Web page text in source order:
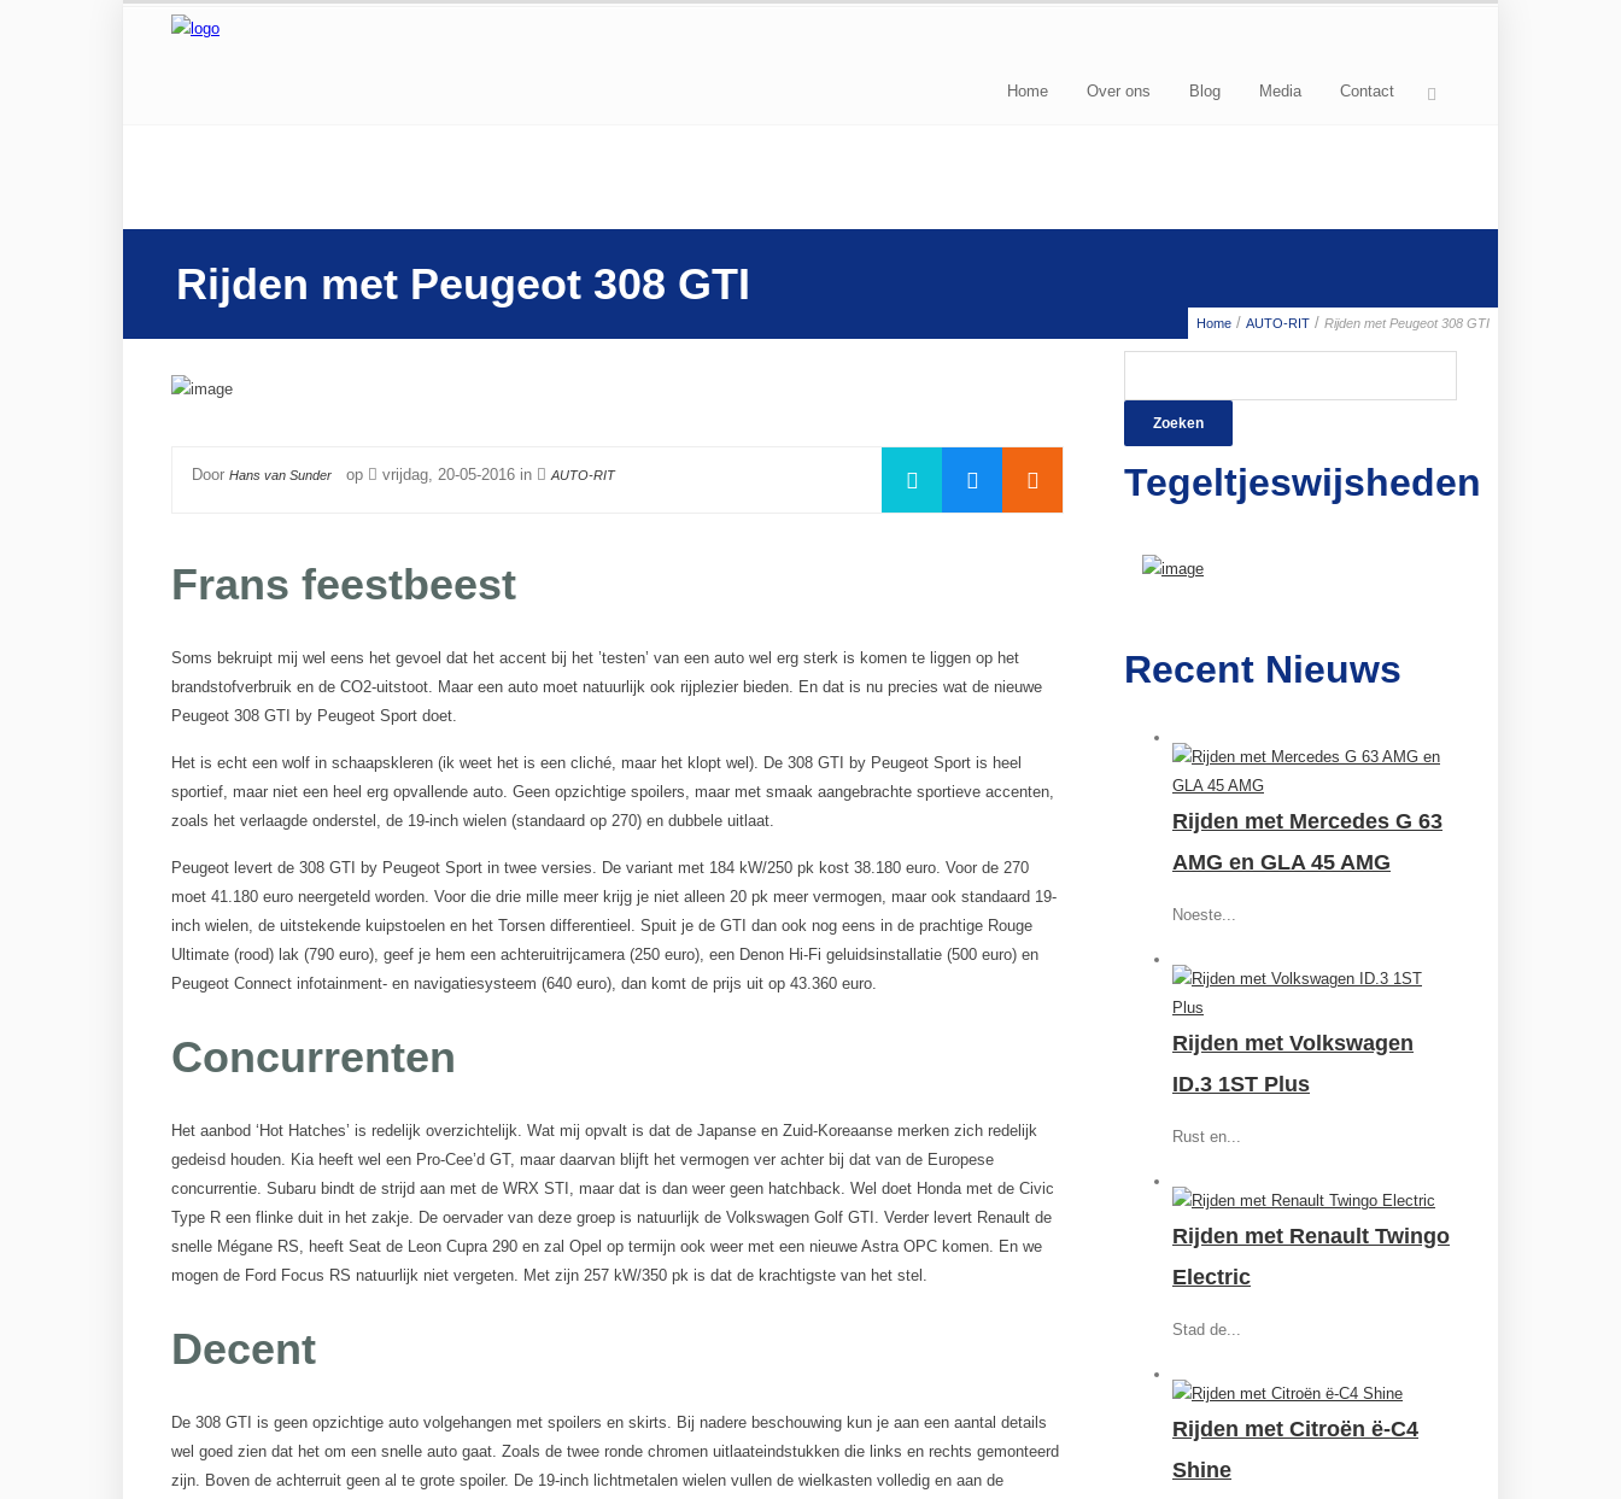
Home Over ons Blog Media Contact
Home / AUTO-RIT / Rijden met Peugeot 308 GTI
Rijden met Peugeot 308 GTI
Door Hans van Sunder op vrijdag, 20-05-2016 in AUTO-RIT
Frans feestbeest
Soms bekruipt mij wel eens het gevoel dat het accent bij het ’testen’ van een auto wel erg sterk is komen te liggen op het
brandstofverbruik en de CO2-uitstoot. Maar een auto moet natuurlijk ook rijplezier bieden. En dat is nu precies wat de nieuwe
Peugeot 308 GTI by Peugeot Sport doet.
Het is echt een wolf in schaapskleren (ik weet het is een cliché, maar het klopt wel). De 308 GTI by Peugeot Sport is heel
sportief, maar niet een heel erg opvallende auto. Geen opzichtige spoilers, maar met smaak aangebrachte sportieve accenten,
zoals het verlaagde onderstel, de 19-inch wielen (standaard op 270) en dubbele uitlaat.
Peugeot levert de 308 GTI by Peugeot Sport in twee versies. De variant met 184 kW/250 pk kost 38.180 euro. Voor de 270
moet 41.180 euro neergeteld worden. Voor die drie mille meer krijg je niet alleen 20 pk meer vermogen, maar ook standaard 19-
inch wielen, de uitstekende kuipstoelen en het Torsen differentieel. Spuit je de GTI dan ook nog eens in de prachtige Rouge
Ultimate (rood) lak (790 euro), geef je hem een achteruitrijcamera (250 euro), een Denon Hi-Fi geluidsinstallatie (500 euro) en
Peugeot Connect infotainment- en navigatiesysteem (640 euro), dan komt de prijs uit op 43.360 euro.
Concurrenten
Het aanbod ‘Hot Hatches’ is redelijk overzichtelijk. Wat mij opvalt is dat de Japanse en Zuid-Koreaanse merken zich redelijk
gedeisd houden. Kia heeft wel een Pro-Cee’d GT, maar daarvan blijft het vermogen ver achter bij dat van de Europese
concurrentie. Subaru bindt de strijd aan met de WRX STI, maar dat is dan weer geen hatchback. Wel doet Honda met de Civic
Type R een flinke duit in het zakje. De oervader van deze groep is natuurlijk de Volkswagen Golf GTI. Verder levert Renault de
snelle Mégane RS, heeft Seat de Leon Cupra 290 en zal Opel op termijn ook weer met een nieuwe Astra OPC komen. En we
mogen de Ford Focus RS natuurlijk niet vergeten. Met zijn 257 kW/350 pk is dat de krachtigste van het stel.
Decent
De 308 GTI is geen opzichtige auto volgehangen met spoilers en skirts. Bij nadere beschouwing kun je aan een aantal details
wel goed zien dat het om een snelle auto gaat. Zoals de twee ronde chromen uitlaateindstukken die links en rechts gemonteerd
zijn. Boven de achterruit geen al te grote spoiler. De 19-inch lichtmetalen wielen vullen de wielkasten volledig en aan de
Tegeltjeswijsheden
Recent Nieuws
Rijden met Mercedes G 63
AMG en GLA 45 AMG
Noeste...
Rijden met Volkswagen
ID.3 1ST Plus
Rust en...
Rijden met Renault Twingo
Electric
Stad de...
Rijden met Citroën ë-C4
Shine